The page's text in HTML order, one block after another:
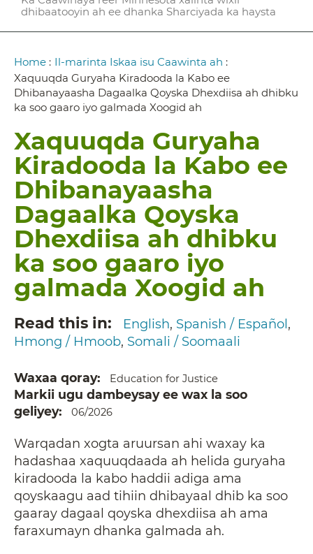
dhibaatooyin ah ee dhanka Sharciyada ka haysta
Breadcrumb
Home : Il-marinta Iskaa isu Caawinta ah :
Xaquuqda Guryaha Kiradooda la Kabo ee
Dhibanayaasha Dagaalka Qoyska Dhexdiisa ah dhibku
ka soo gaaro iyo galmada Xoogid ah
Xaquuqda Guryaha
Kiradooda la Kabo ee
Dhibanayaasha
Dagaalka Qoyska
Dhexdiisa ah dhibku
ka soo gaaro iyo
galmada Xoogid ah
Read this in English Spanish / Español
Hmong / Hmoob Somali / Soomaali
Waxaa qoray Education for Justice
Markii ugu dambeysay ee wax la soo
geliyey
06/2026
Warqadan xogta aruursan ahi waxay ka
hadashaa xaquuqdaada ah helida guryaha
kiradooda la kabo haddii adiga ama
qoyskaagu aad tihiin dhibayaal dhib ka soo
gaaray dagaal qoyska dhexdiisa ah ama
faraxumayn dhanka galmada ah.